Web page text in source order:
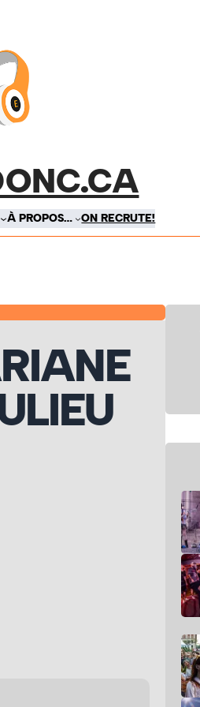
À PROPOS… ON RECRUTE!